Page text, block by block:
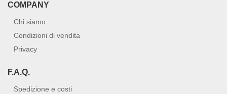
COMPANY
Chi siamo
Condizioni di vendita
Privacy
F.A.Q.
Spedizione e costi